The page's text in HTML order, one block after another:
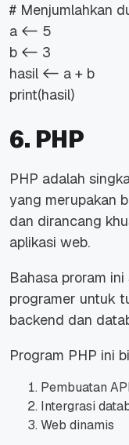
# Menjumlahkan
a <- 5
b <- 3
hasil <- a + b
print(hasil)
6. PHP
PHP adalah
yang merupakan
dan dirancang
aplikasi web.
Bahasa proram
programer untuk
backend dan
Program PHP ini
Pembuatan API
Intergrasi
Web dinamis